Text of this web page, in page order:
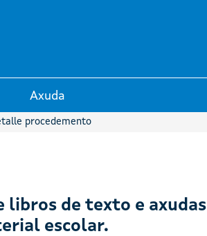
Axuda
procedemento
libros de texto e axudas
escolar.